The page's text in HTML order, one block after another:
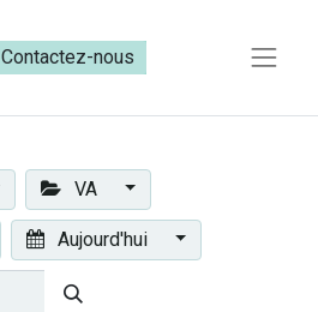
Contactez-nous​​
VA
Aujourd'hui